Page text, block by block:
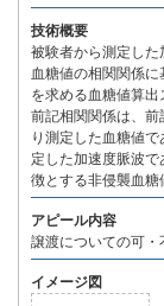
技術概要
被験者から測定した
血糖値の相関関係
を求める血糖値算出
前記相関関係は、前
り測定した血糖値
定した加速度脈波
徴とする非侵襲血糖
アピール内容
譲渡についての可・
イメージ図